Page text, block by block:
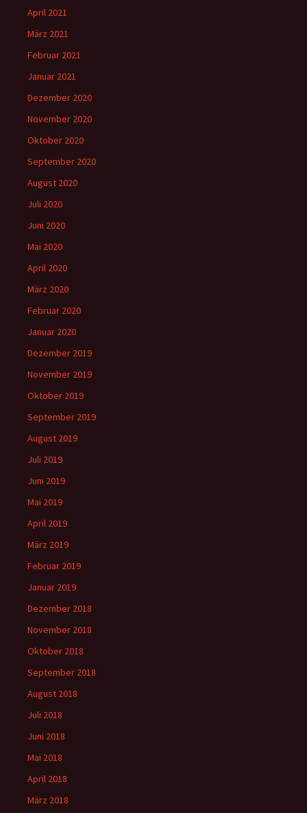
April 2021
März 2021
Februar 2021
Januar 2021
Dezember 2020
November 2020
Oktober 2020
September 2020
August 2020
Juli 2020
Juni 2020
Mai 2020
April 2020
März 2020
Februar 2020
Januar 2020
Dezember 2019
November 2019
Oktober 2019
September 2019
August 2019
Juli 2019
Juni 2019
Mai 2019
April 2019
März 2019
Februar 2019
Januar 2019
Dezember 2018
November 2018
Oktober 2018
September 2018
August 2018
Juli 2018
Juni 2018
Mai 2018
April 2018
März 2018